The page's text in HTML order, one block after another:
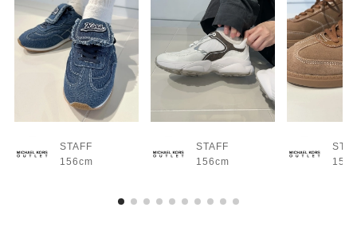
STAFF
156cm
STAFF
156cm